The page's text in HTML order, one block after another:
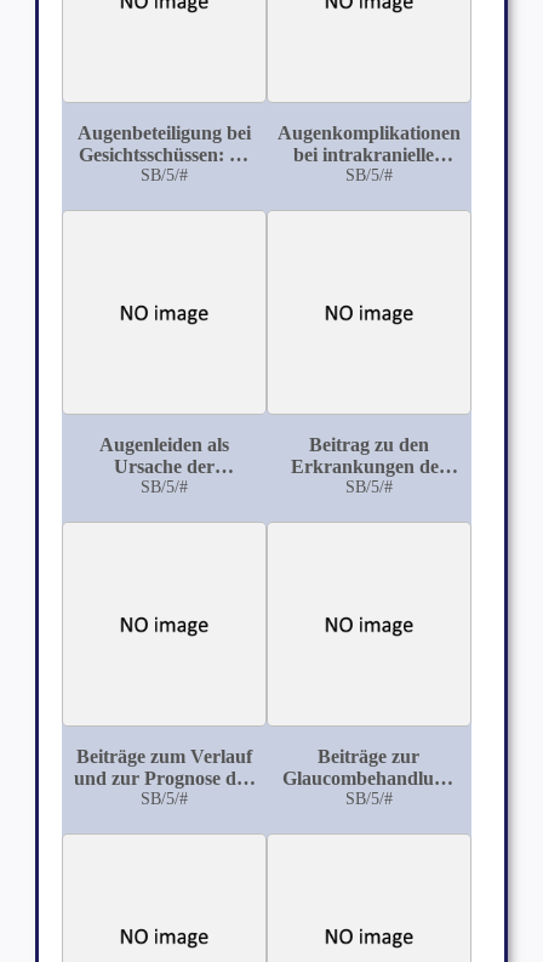
Augenbeteiligung bei
Gesichtsschüssen: 70
Fälle aus der
SB/5/#
Augenkomplikationen
bei intrakraniellen
Erkrankungen
SB/5/#
Augenleiden als
Ursache der
Invalidität
SB/5/#
Beitrag zu den
Erkrankungen des
Auges bei der Tabes
SB/5/#
Beiträge zum Verlauf
und zur Prognose der
Iritis und Cyclitis
SB/5/#
Beiträge zur
Glaucombehandlung
mit besonderer
SB/5/#